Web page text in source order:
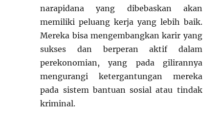
narapidana yang dibebaskan akan
memiliki peluang kerja yang lebih baik.
Mereka bisa mengembangkan karir yang
sukses dan berperan aktif dalam
perekonomian, yang pada gilirannya
mengurangi ketergantungan mereka
pada sistem bantuan sosial atau tindak
kriminal.